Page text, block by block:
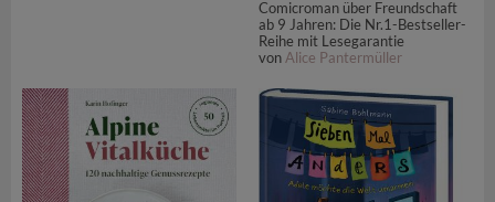
Comicroman über Freundschaft
ab 9 Jahren: Die Nr.1-Bestseller-
Reihe mit Lesegarantie
von Alice Pantermüller